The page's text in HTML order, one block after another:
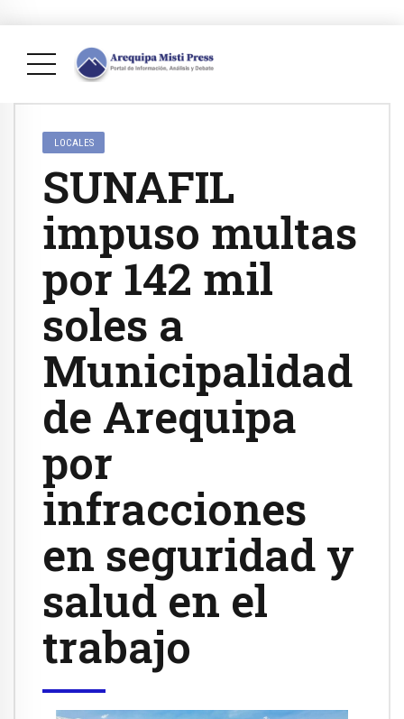
LOCALES
SUNAFIL
impuso multas
por 142 mil
soles a
Municipalidad
de Arequipa
por
infracciones
en seguridad y
salud en el
trabajo